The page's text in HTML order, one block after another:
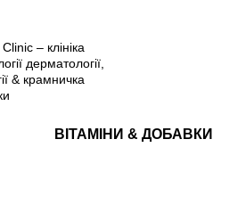
ВІТАМІНИ & ДОБАВКИ